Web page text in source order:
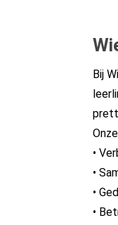
Bij
•
•
•
•